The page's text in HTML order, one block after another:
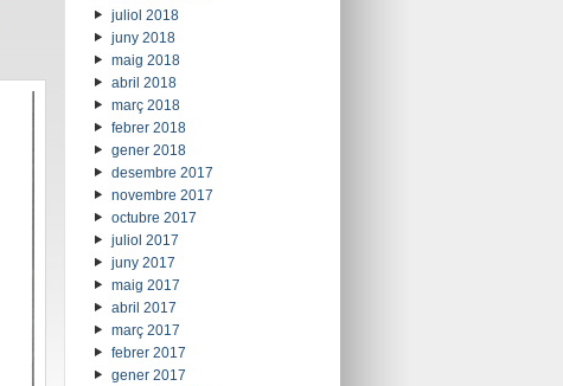
juliol 2018
juny 2018
maig 2018
abril 2018
març 2018
febrer 2018
gener 2018
desembre 2017
novembre 2017
octubre 2017
juliol 2017
juny 2017
maig 2017
abril 2017
març 2017
febrer 2017
gener 2017